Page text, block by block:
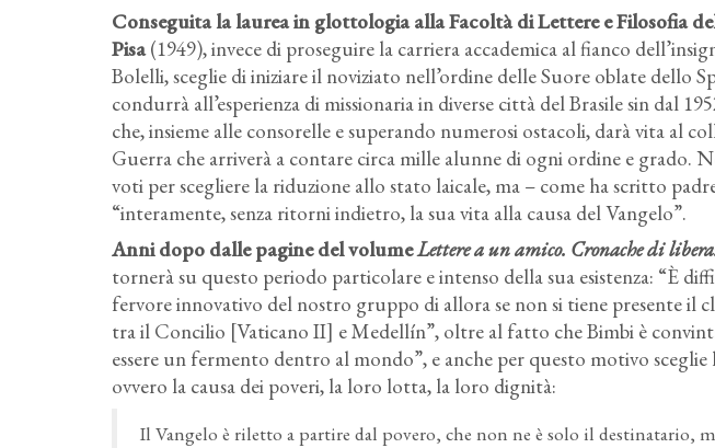
Conseguita la laurea in glottologia alla Facoltà di Lettere e Filosofia
Pisa(1949), invece di proseguire la carriera accademica al fianco
Bolelli, sceglie di iniziare il noviziato nell’ordine delle Suore oblate dello
condurrà all’esperienza di missionaria in diverse città del Brasile sin dal
che, insieme alle consorelle e superando numerosi ostacoli, darà vita al
Guerra che arriverà a contare circa mille alunne di ogni ordine e grado.
voti per scegliere la riduzione allo stato laicale, ma – come ha scritto
“interamente, senza ritorni indietro, la sua vita alla causa del Vangelo”.
Anni dopo dalle pagine del volumeLettere a un amico. Cronache di
tornerà su questo periodo particolare e intenso della sua esistenza: “È
fervore innovativo del nostro gruppo di allora se non si tiene presente il
tra il Concilio [Vaticano II] e Medellín”, oltre al fatto che Bimbi è
essere un fermento dentro al mondo”, e anche per questo motivo sceglie
ovvero la causa dei poveri, la loro lotta, la loro dignità:
Il Vangelo è riletto a partire dal povero, che non ne è solo il destinatario,